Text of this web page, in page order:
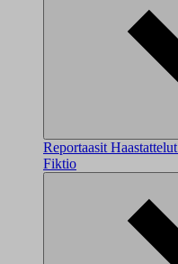
Reportaasit Haastattelut
Fiktio